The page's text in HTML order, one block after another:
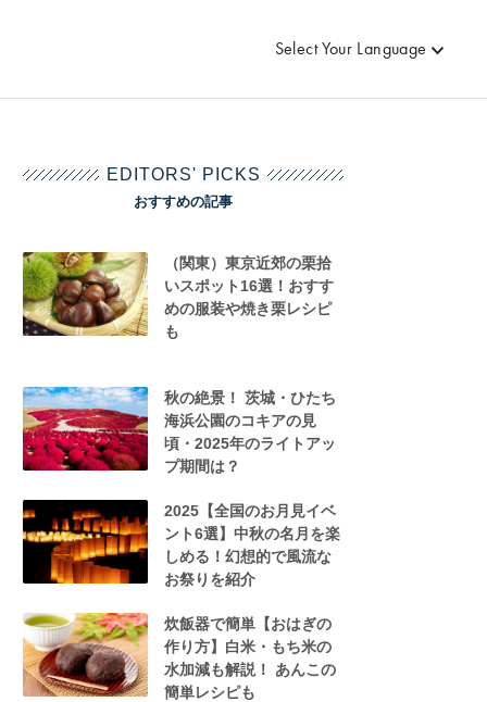
Select Your Language
EDITORS' PICKS
おすすめの記事
（関東）東京近郊の栗拾
いスポット16選！おすす
めの服装や焼き栗レシピ
も
秋の絶景！ 茨城・ひたち
海浜公園のコキアの見
頃・2025年のライトアッ
プ期間は？
2025【全国のお月見イベ
ント6選】中秋の名月を楽
しめる！幻想的で風流な
お祭りを紹介
炊飯器で簡単【おはぎの
作り方】白米・もち米の
水加減も解説！ あんこの
簡単レシピも